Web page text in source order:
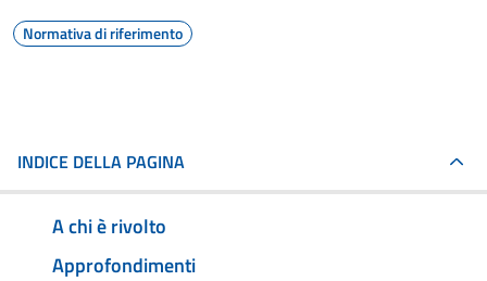
Normativa di riferimento
INDICE DELLA PAGINA
A chi è rivolto
Approfondimenti